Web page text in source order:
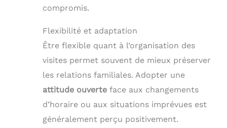
compromis.
Flexibilité et adaptation
Être flexible quant à l’organisation des
visites permet souvent de mieux préserver
les relations familiales. Adopter une
attitude ouverte face aux changements
d’horaire ou aux situations imprévues est
généralement perçu positivement.